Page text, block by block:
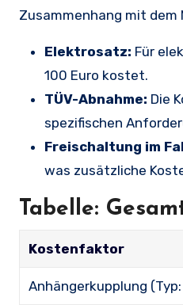
Zusammenhang mit
Elektrosatz: Für
100 Euro kostet.
TÜV-Abnahme: Die
spezifischen
Freischaltung im
was zusätzliche
Tabelle:
Kostenfaktor
Anhängerkupplung